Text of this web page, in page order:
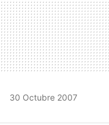
30 Octubre 2007